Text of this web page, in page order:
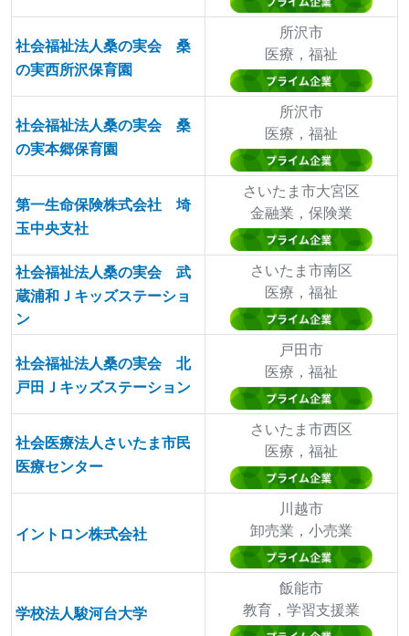
社会福祉法人桑の実会 桑
の実西所沢保育園
所沢市
医療，福祉
社会福祉法人桑の実会 桑
の実本郷保育園
所沢市
医療，福祉
第一生命保険株式会社 埼
玉中央支社
さいたま市大宮区
金融業，保険業
社会福祉法人桑の実会 武
蔵浦和Ｊキッズステーショ
ン
さいたま市南区
医療，福祉
社会福祉法人桑の実会 北
戸田Ｊキッズステーション
戸田市
医療，福祉
社会医療法人さいたま市民
医療センター
さいたま市西区
医療，福祉
イントロン株式会社
川越市
卸売業，小売業
学校法人駿河台大学
飯能市
教育，学習支援業